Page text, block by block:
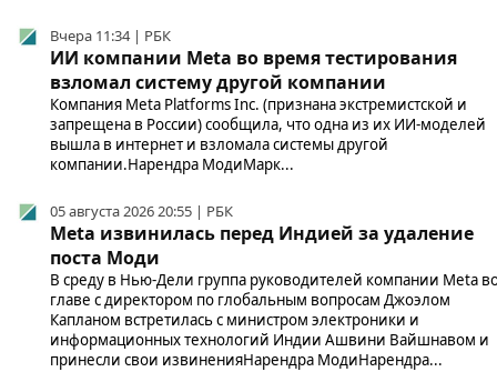
Вчера 11:34 | РБК
ИИ компании Meta во время тестирования
взломал систему другой компании
Компания Meta Platforms Inc. (признана экстремистской и
запрещена в России) сообщила, что одна из их ИИ-моделей
вышла в интернет и взломала системы другой
компании.Нарендра МодиМарк...
05 августа 2026 20:55 | РБК
Meta извинилась перед Индией за удаление
поста Моди
В среду в Нью-Дели группа руководителей компании Meta
главе с директором по глобальным вопросам Джоэлом
Капланом встретилась с министром электроники и
информационных технологий Индии Ашвини Вайшнавом и
принесли свои извиненияНарендра МодиНарендра...